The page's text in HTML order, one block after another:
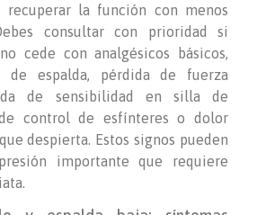
la función con menos
consultar con prioridad si
cede con analgésicos básicos,
espalda, pérdida de fuerza
de sensibilidad en silla de
control de esfínteres o dolor
despierta. Estos signos pueden
importante que requiere